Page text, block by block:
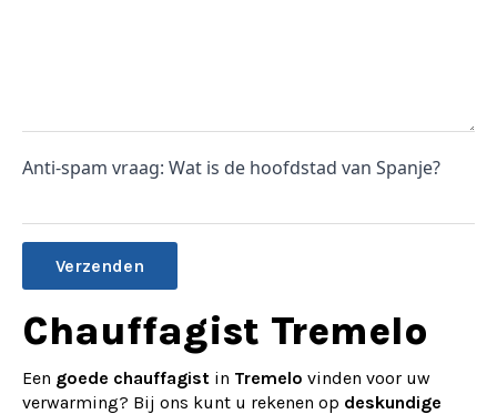
Anti-spam vraag: Wat is de hoofdstad van Spanje?
Alternative:
Chauffagist Tremelo
Een goede chauffagist in Tremelo vinden voor uw
verwarming? Bij ons kunt u rekenen op deskundige